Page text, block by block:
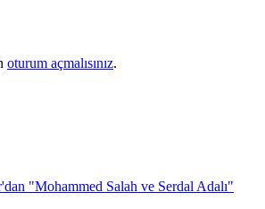
oturum açmalısınız.